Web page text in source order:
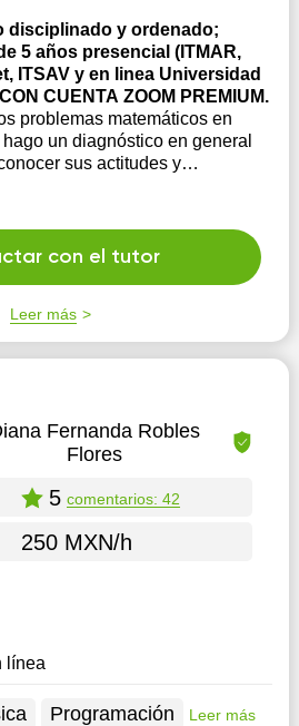
disciplinado y ordenado;
5 años presencial (ITMAR,
ITSAV y en linea Universidad
CUENTA ZOOM PREMIUM.
problemas matemáticos en
un diagnóstico en general
sus actitudes y
y hago que mejoren en sus
HE LOGRADO EMPODERAR
SUBAN SUS
con el tutor
Leer más
Fernanda Robles
Flores
5 comentarios: 42
250 MXN/h
línea
Programación Leer más